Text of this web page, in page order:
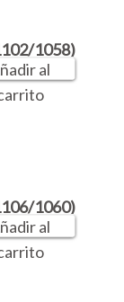
1058)
al
1060)
al